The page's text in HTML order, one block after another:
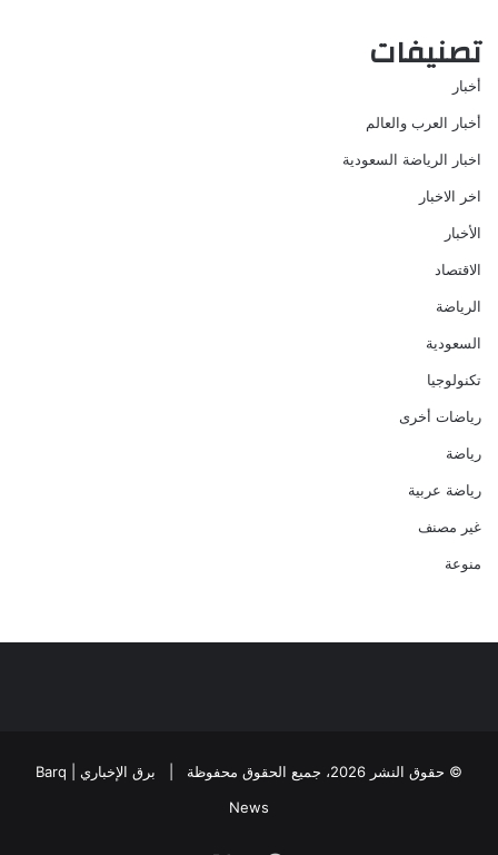
تصنيفات
أخبار
أخبار العرب والعالم
اخبار الرياضة السعودية
اخر الاخبار
الأخبار
الاقتصاد
الرياضة
السعودية
تكنولوجيا
رياضات أخرى
رياضة
رياضة عربية
غير مصنف
منوعة
© حقوق النشر 2026، جميع الحقوق محفوظة |
برق الإخباري | Barq
News